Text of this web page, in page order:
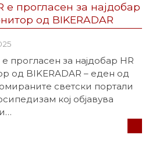
е прогласен за најдобар
од BIKERADAR
е прогласен за најдобар HR
од BIKERADAR – еден од
светски портали
кој објавува